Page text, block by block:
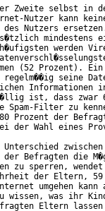
Zweite selbst in
Nutzer kann
des Nutzers
mindestens
werden
(52 Prozent).
seine
Informationen
ist, dass zwar
Spam-Filter zu
Prozent der
der Wahl eines
zwischen
Befragten die
zu sperren,
der Eltern, 59
umgehen
wissen, was ihr
Eltern lassen